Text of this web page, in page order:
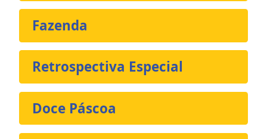
Fazenda
Retrospectiva Especial
Doce Páscoa